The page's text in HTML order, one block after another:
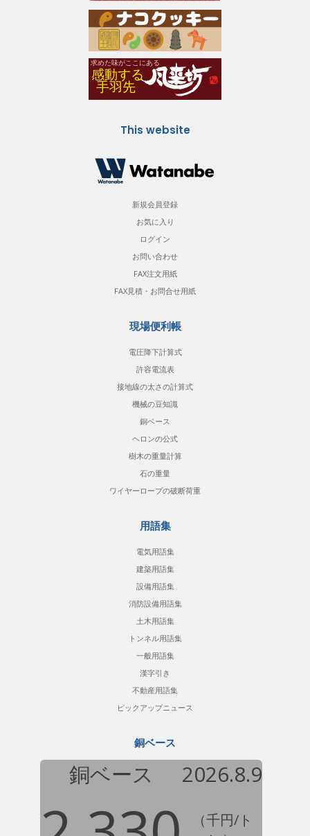
This website
新規会員登録
お気に入り
ログイン
お問い合わせ
FAX注文用紙
FAX見積・お問合せ用紙
現場便利帳
電圧降下計算式
許容電流表
接地線の太さの計算式
機械の豆知識
銅ベース
ヘロンの公式
樹木の重量計算
石の重量
ワイヤーロープの破断荷重
用語集
電気用語集
建築用語集
設備用語集
消防設備用語集
土木用語集
トンネル用語集
一般用語集
漢字引き
不動産用語集
ピックアップニュース
銅ベース
銅ベース 2026.8.9
（千円/ト